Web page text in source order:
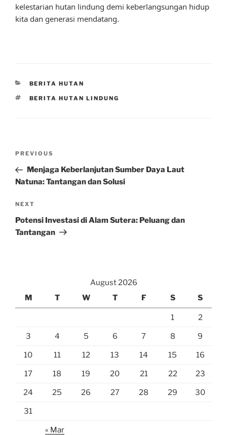
kelestarian hutan lindung demi keberlangsungan hidup
kita dan generasi mendatang.
CATEGORIES
BERITA HUTAN
TAGS
BERITA HUTAN LINDUNG
Previous
Post
PREVIOUS
Menjaga Keberlanjutan Sumber Daya Laut
Natuna: Tantangan dan Solusi
Next
Post
NEXT
Potensi Investasi di Alam Sutera: Peluang dan
Tantangan
August 2026
M
T W T F S S
1 2
3 4 5 6 7 8 9
10 11 12 13 14 15 16
17 18 19 20 21 22 23
24 25 26 27 28 29 30
31
« Mar